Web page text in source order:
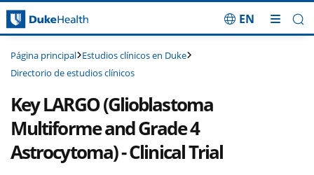
Saltar navegación
EN
Página principal Estudios clínicos en Duke
Directorio de estudios clínicos
Key LARGO (Glioblastoma
Multiforme and Grade 4
Astrocytoma) - Clinical Trial